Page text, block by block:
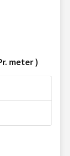
meter )